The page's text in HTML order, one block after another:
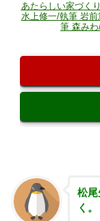
あたらしい家づく
水上修一/執筆 岩
筆 森み
松尾
く。